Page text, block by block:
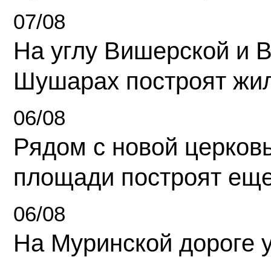
07/08
На углу Вишерской и
Шушарах построят
06/08
Рядом с новой
площади построят
06/08
На Муринской дороге